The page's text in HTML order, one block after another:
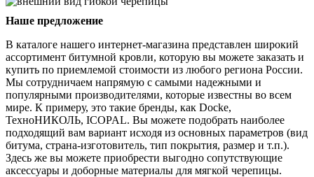
Наше предложение
В каталоге нашего интернет-магазина представлен широкий
ассортимент битумной кровли, которую вы можете заказать и
купить по приемлемой стоимости из любого региона России.
Мы сотрудничаем напрямую с самыми надежными и
популярными производителями, которые известны во всем
мире. К примеру, это такие бренды, как Docke,
ТехноНИКОЛЬ, ICOPAL. Вы можете подобрать наиболее
подходящий вам вариант исходя из основных параметров (вид
битума, страна-изготовитель, тип покрытия, размер и т.п.).
Здесь же вы можете приобрести выгодно сопутствующие
аксессуары и доборные материалы для мягкой черепицы.